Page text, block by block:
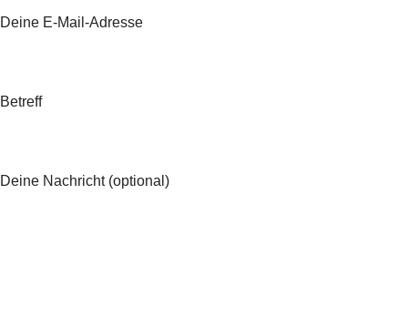
Deine E-Mail-Adresse
Betreff
Deine Nachricht (optional)